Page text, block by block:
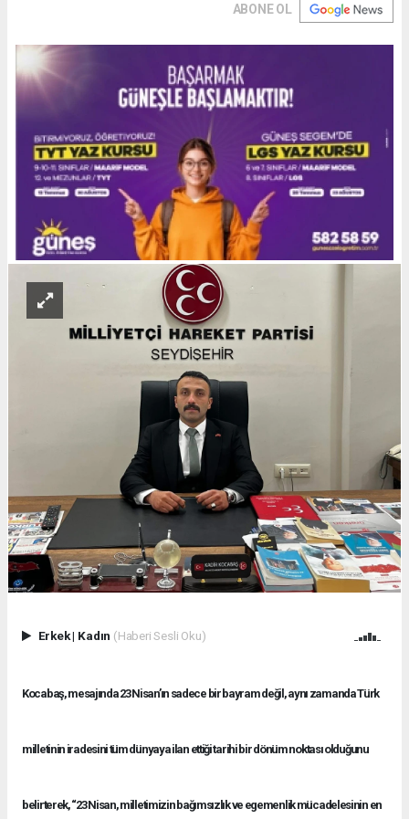
ABONE OL
Erkek| Kadın (Haberi Sesli Oku)
Kocabaş, mesajında 23 Nisan’ın sadece bir bayram değil, aynı zamanda Türk
milletinin iradesini tüm dünyaya ilan ettiği tarihi bir dönüm noktası olduğunu
belirterek, “23 Nisan, milletimizin bağımsızlık ve egemenlik mücadelesinin en